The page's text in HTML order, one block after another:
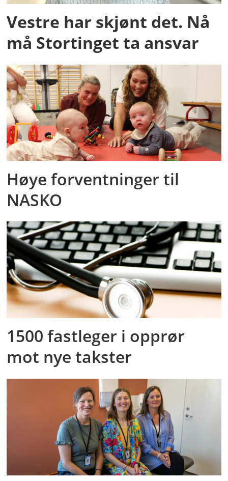
Vestre har skjønt det. Nå
må Stortinget ta ansvar
Høye forventninger til
NASKO
1500 fastleger i opprør
mot nye takster